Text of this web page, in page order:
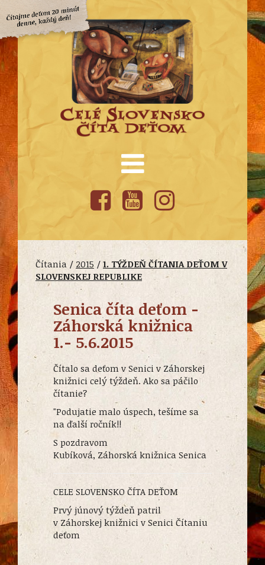
Čítania / 2015 / 1. TÝŽDEŇ ČÍTANIA DEŤOM V
SLOVENSKEJ REPUBLIKE
Senica číta deťom -
Záhorská knižnica
1.- 5.6.2015
Čítalo sa deťom v Senici v Záhorskej
knižnici celý týždeň. Ako sa páčilo
čítanie?
"Podujatie malo úspech, tešíme sa
na ďalší ročník!!
S pozdravom
Kubíková, Záhorská knižnica Senica
CELE SLOVENSKO ČÍTA DEŤOM
Prvý júnový týždeň patril
v Záhorskej knižnici v Senici Čítaniu
deťom